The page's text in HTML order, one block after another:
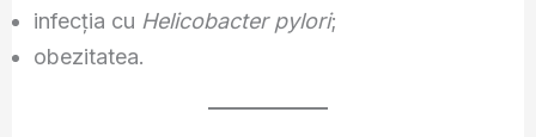
infecția cu Helicobacter pylori;
obezitatea.